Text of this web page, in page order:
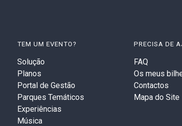
TEM UM EVENTO?
Solução
Planos
Portal de Gestão
Parques Temáticos
Experiências
Música
PRECISA DE
FAQ
Os meus
Contactos
Mapa do Site